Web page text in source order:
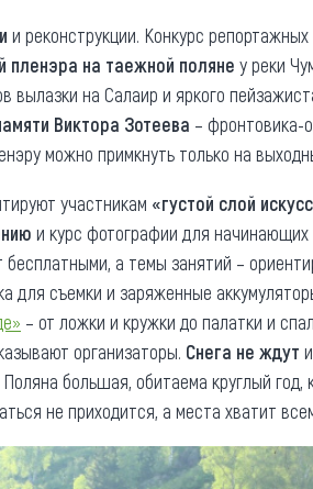
и реконструкции. Конкурс репортажных
пленэра на таежной поляне у реки
вылазки на Салаир и яркого
Виктора Зотеева – фронтовика-
можно примкнуть только на
участникам «густой слой
и курс фотографии для
бесплатными, а темы занятий –
для съемки и заряженные
– от ложки и кружки до палатки и
организаторы. Снега не ждут
Поляна большая, обитаема круглый год,
не приходится, а места хватит